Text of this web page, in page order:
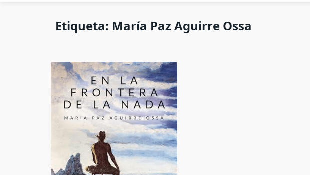
Etiqueta: María Paz Aguirre Ossa